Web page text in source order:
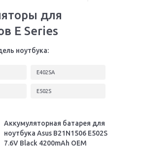
для
E Series
ноутбука:
E402SA
E502S
Аккумуляторная батарея для
ноутбука Asus B21N1506 E502S
7.6V Black 4200mAh OEM